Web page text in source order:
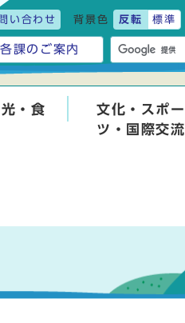
い合わせ 背景色 反転 標準
各課のご案内
・食
文化・スポー
ツ・国際交流